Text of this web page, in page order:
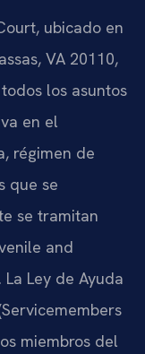
ubicado en
VA 20110,
los asuntos
en el
régimen de
que se
se tramitan
and
Ley de Ayuda
miembros del